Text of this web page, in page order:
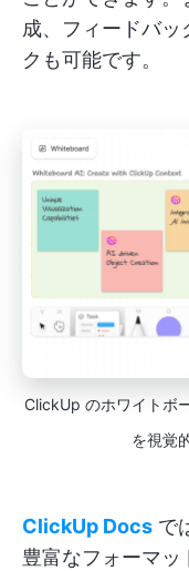
成、フィードバ
クも可能です。
ClickUp のホワイトボ
を視覚
ClickUp Docs で
豊富なフォーマ